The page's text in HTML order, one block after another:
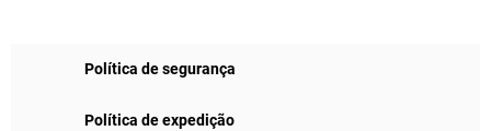
Política de segurança
Política de expedição